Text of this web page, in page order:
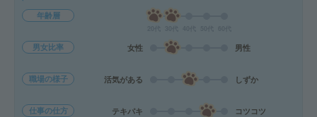
年齢層
男女比率 女性 男性
職場の様子 活気がある しずか
仕事の仕方 テキパキ コツコツ